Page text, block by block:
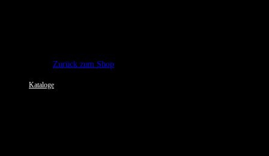
Zurück zum Shop
Kataloge